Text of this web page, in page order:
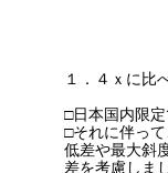
１．４ｘに比
□日本国内限
□それに伴っ
低差や最大斜
差を考慮しま